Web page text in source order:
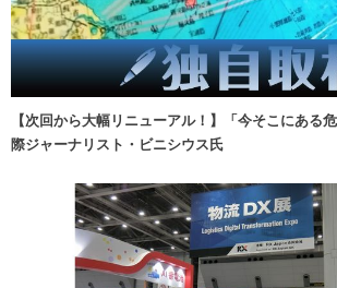
【次回から大幅リニューアル！】「今そこにあ
際ジャーナリスト・ビニシウス氏